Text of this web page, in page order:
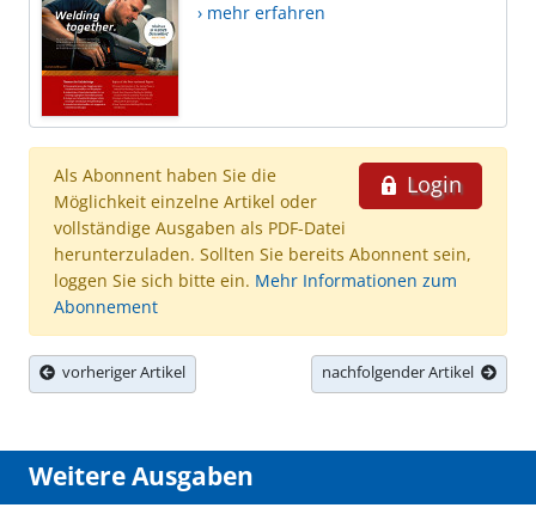
› mehr erfahren
Login
Als Abonnent haben Sie die
Möglichkeit einzelne Artikel oder
vollständige Ausgaben als PDF-Datei
herunterzuladen. Sollten Sie bereits Abonnent sein,
loggen Sie sich bitte ein. Mehr Informationen zum
Abonnement
vorheriger Artikel nachfolgender Artikel
Weitere Ausgaben